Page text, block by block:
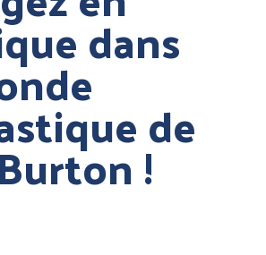
dans
de
!